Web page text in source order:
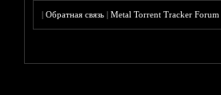
|Обратная связь |Metal Torrent Tracker Forum